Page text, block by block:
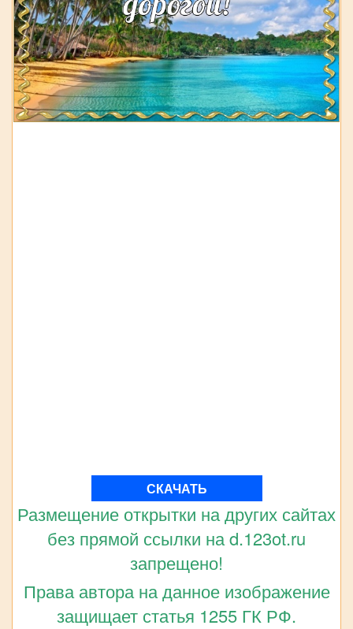
СКАЧАТЬ
Размещение открытки на других сайтах
без прямой ссылки на d.123ot.ru
запрещено!
Права автора на данное изображение
защищает статья 1255 ГК РФ.